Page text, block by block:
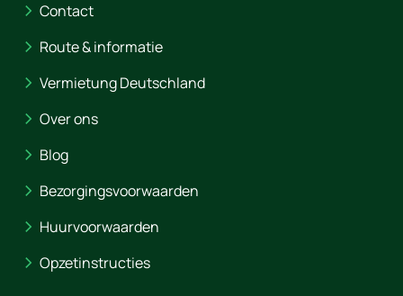
Contact
Route & informatie
Vermietung Deutschland
Over ons
Blog
Bezorgingsvoorwaarden
Huurvoorwaarden
Opzetinstructies